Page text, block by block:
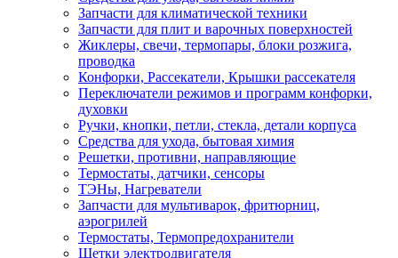
Запчасти для климатической техники
Запчасти для плит и варочных поверхностей
Жиклеры, свечи, термопары, блоки розжига,
проводка
Конфорки, Рассекатели, Крышки рассекателя
Переключатели режимов и программ конфорки,
духовки
Ручки, кнопки, петли, стекла, детали корпуса
Средства для ухода, бытовая химия
Решетки, противни, направляющие
Термостаты, датчики, сенсоры
ТЭНы, Нагреватели
Запчасти для мультиварок, фритюрниц,
аэрогрилей
Термостаты, Термопредохранители
Щетки электродвигателя